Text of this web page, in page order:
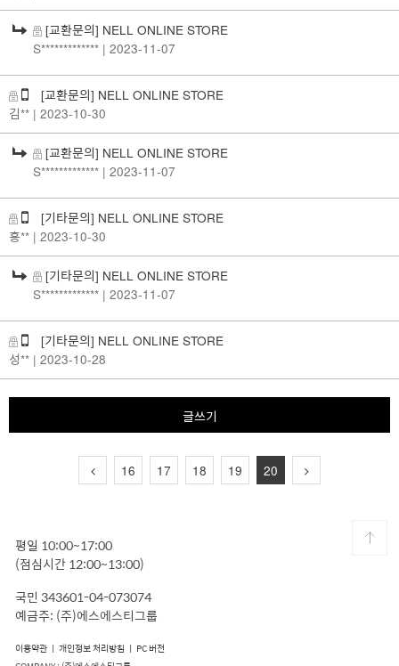
[교환문의] NELL ONLINE STORE
S************* | 2023-11-07
[교환문의] NELL ONLINE STORE
김** | 2023-10-30
[교환문의] NELL ONLINE STORE
S************* | 2023-11-07
[기타문의] NELL ONLINE STORE
홍** | 2023-10-30
[기타문의] NELL ONLINE STORE
S************* | 2023-11-07
[기타문의] NELL ONLINE STORE
성** | 2023-10-28
글쓰기
16 17 18 19 20
평일 10:00~17:00
(점심시간 12:00~13:00)
국민 343601-04-073074
예금주: (주)에스에스티그룹
이용약관 ㅣ 개인정보 처리방침 ㅣ PC 버전